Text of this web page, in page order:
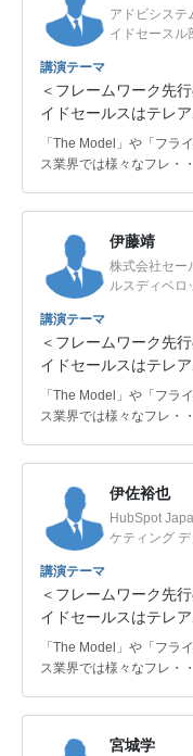
アドビシス
イドセースル
講演テーマ
＜フレームワーク先
イドセールスはテレ
「The Model」や「フラ
ス業界では様々なフレ・
伊藤靖
株式会社セ
ルスディベロ
講演テーマ
＜フレームワーク先
イドセールスはテレ
「The Model」や「フラ
ス業界では様々なフレ・
伊佐裕也
HubSpot
ケティング
講演テーマ
＜フレームワーク先
イドセールスはテレ
「The Model」や「フラ
ス業界では様々なフレ・
宮城学